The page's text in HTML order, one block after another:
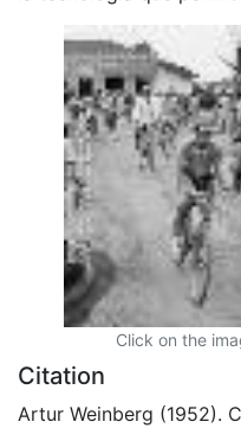
Click on the
Citation
Artur Weinberg (1952).